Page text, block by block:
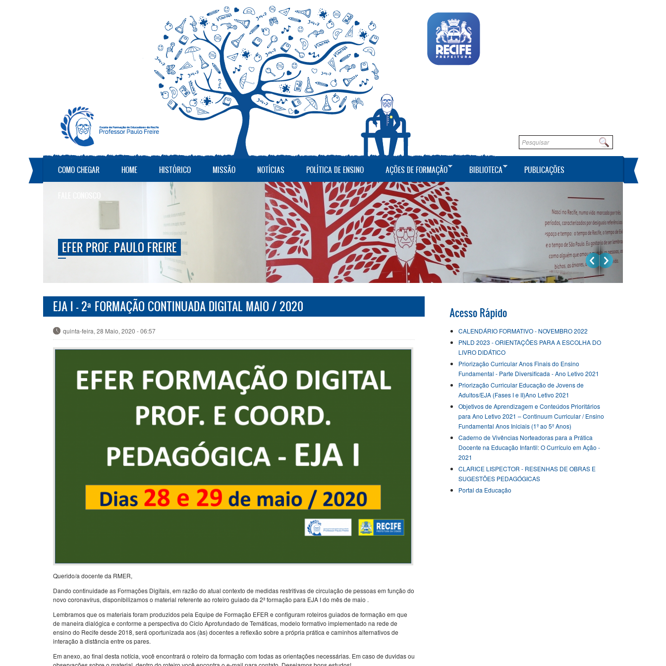
Formulário de busca
COMO CHEGAR HOME HISTÓRICO MISSÃO NOTÍCIAS POLÍTICA DE ENSINO AÇÕES DE FORMAÇÃO BIBLIOTECA PUBLICAÇÕES
EFER PROF. PAULO FREIRE
EJA I - 2ª FORMAÇÃO CONTINUADA DIGITAL MAIO / 2020
quinta-feira, 28 Maio, 2020 - 06:57
Querido/a docente da RMER,
Dando continuidade as Formações Digitais, em razão do atual contexto de medidas restritivas de circulação de pessoas em função do
novo coronavírus, disponibilizamos o material referente ao roteiro guiado da 2ª formação para EJA I do mês de maio .
Lembramos que os materiais foram produzidos pela Equipe de Formação EFER e configuram roteiros guiados de formação em que
de maneira dialógica e conforme a perspectiva do Ciclo Aprofundado de Temáticas, modelo formativo implementado na rede de
ensino do Recife desde 2018, será oportunizada aos (às) docentes a reflexão sobre a própria prática e caminhos alternativos de
interação à distância entre os pares.
Em anexo, ao final desta notícia, você encontrará o roteiro da formação com todas as orientações necessárias. Em caso de duvidas ou
Acesso Rápido
CALENDÁRIO FORMATIVO - NOVEMBRO 2022
PNLD 2023 - ORIENTAÇÕES PARA A ESCOLHA DO
LIVRO DIDÁTICO
Priorização Curricular Anos Finais do Ensino
Fundamental - Parte Diversificada - Ano Letivo 2021
Priorização Curricular Educação de Jovens de
Adultos/EJA (Fases I e II)Ano Letivo 2021
Objetivos de Aprendizagem e Conteúdos Prioritários
para Ano Letivo 2021 – Continuum Curricular / Ensino
Fundamental Anos Iniciais (1º ao 5º Anos)
Caderno de Vivências Norteadoras para a Prática
Docente na Educação Infantil: O Currículo em Ação -
2021
CLARICE LISPECTOR - RESENHAS DE OBRAS E
SUGESTÕES PEDAGÓGICAS
Portal da Educação